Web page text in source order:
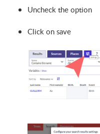
Uncheck the option
Click on save